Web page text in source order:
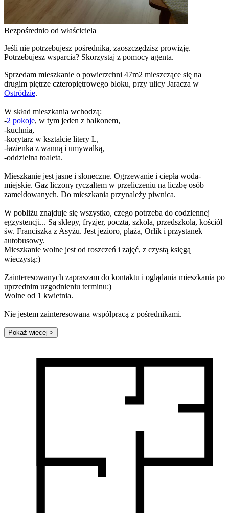
Bezpośrednio od właściciela
Jeśli nie potrzebujesz pośrednika, zaoszczędzisz prowizję.
Potrzebujesz wsparcia? Skorzystaj z pomocy agenta.
Sprzedam mieszkanie o powierzchni 47m2 mieszczące się na
drugim piętrze czteropiętrowego bloku, przy ulicy Jaracza w
Ostródzie.
W skład mieszkania wchodzą:
-2 pokoje, w tym jeden z balkonem,
-kuchnia,
-korytarz w kształcie litery L,
-łazienka z wanną i umywalką,
-oddzielna toaleta.
Mieszkanie jest jasne i słoneczne. Ogrzewanie i ciepła woda-
miejskie. Gaz liczony ryczałtem w przeliczeniu na liczbę osób
zameldowanych. Do mieszkania przynależy piwnica.
W pobliżu znajduje się wszystko, czego potrzeba do codziennej
egzystencji... Są sklepy, fryzjer, poczta, szkoła, przedszkola, kościół
św. Franciszka z Asyżu. Jest jezioro, plaża, Orlik i przystanek
autobusowy.
Mieszkanie wolne jest od roszczeń i zajęć, z czystą księgą
wieczystą:)
Zainteresowanych zapraszam do kontaktu i oglądania mieszkania po
uprzednim uzgodnieniu terminu:)
Wolne od 1 kwietnia.
Nie jestem zainteresowana współpracą z pośrednikami.
Pokaż więcej >